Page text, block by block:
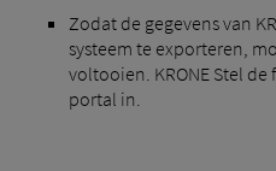
Zodat de gegevens van
systeem te exporteren,
voltooien. KRONE Stel
portal in.